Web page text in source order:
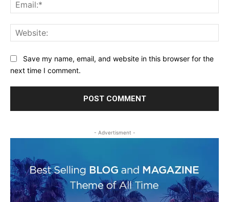
Save my name, email, and website in this browser for the
next time I comment.
- Advertisment -